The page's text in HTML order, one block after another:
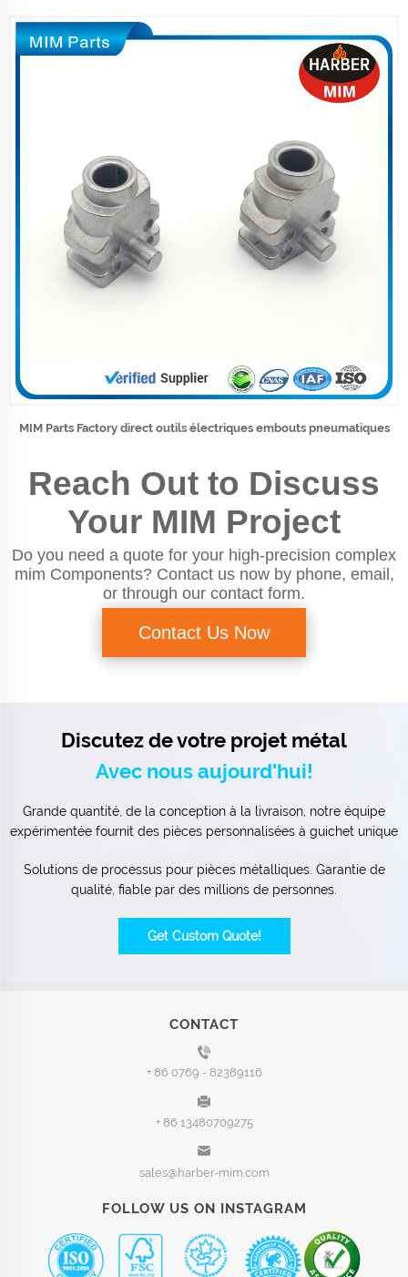
MIM Parts Factory direct outils électriques embouts pneumatiques
Reach Out to Discuss
Your MIM Project
Do you need a quote for your high-precision complex
mim Components? Contact us now by phone, email,
or through our contact form.
Contact Us Now
Discutez de votre projet métal
Avec nous aujourd'hui!
Grande quantité, de la conception à la livraison, notre équipe
expérimentée fournit des pièces personnalisées à guichet unique
Solutions de processus pour pièces métalliques. Garantie de
qualité, fiable par des millions de personnes.
Get Custom Quote!
CONTACT
+ 86 0769 - 82389116
+ 86 13480709275
sales@harber-mim.com
FOLLOW US ON INSTAGRAM